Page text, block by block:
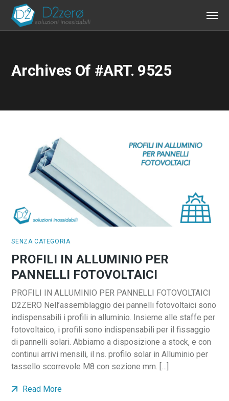
Archives Of #ART. 9525
SENZA CATEGORIA
PROFILI IN ALLUMINIO PER
PANNELLI FOTOVOLTAICI
PROFILI IN ALLUMINIO PER PANNELLI FOTOVOLTAICI
D2ZERO Nell’assemblaggio dei pannelli fotovoltaici sono
indispensabili i profili in alluminio. Insieme alle staffe per
fotovoltaico, i profili sono indispensabili per il fissaggio
di pannelli solari. Abbiamo a disposizione a stock, e con
continui arrivi mensili, il ns. profilo solar in Alluminio per
tassello scorrevole M8 con sezione mm. […]
Read More